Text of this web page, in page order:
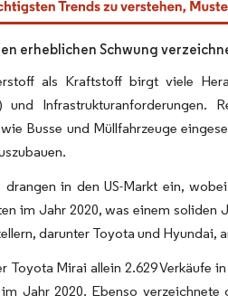
erheblichen Schwung
als Kraftstoff birgt viele
und Infrastrukturanforderungen.
Busse und Müllfahrzeuge
drangen in den US-Markt ein,
im Jahr 2020, was einem
darunter Toyota und Hyundai,
Toyota Mirai allein 2.629 Verkäufe
Jahr 2020. Ebenso